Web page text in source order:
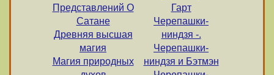
Представлений О
Сатане
Древняя высшая
магия
Магия природных
Гарт
Черепашки-
ниндзя -.
Черепашки-
ниндзя и Бэтмэн